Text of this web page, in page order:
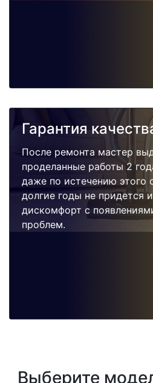
Гарантия
После ремонта мастер
проделанные работы 2
даже по истечению этого
долгие годы не придется
дискомфорт с
проблем.
Выберите